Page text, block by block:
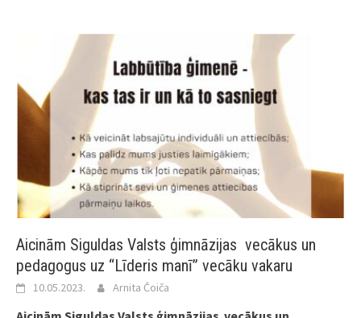
Aicinām Siguldas Valsts ģimnāzijas vecākus un
pedagogus uz “Līderis manī” vecāku vakaru
10.05.2023. Arnita Čoiča